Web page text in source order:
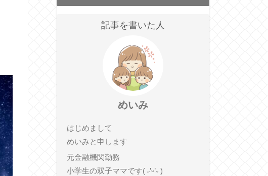
記事を書いた人
めいみ
はじめまして
めいみと申します
元金融機関勤務
小学生の双子ママです( ˶’ᵕ’˶ )